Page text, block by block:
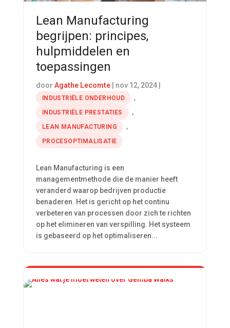
Lean Manufacturing
begrijpen: principes,
hulpmiddelen en
toepassingen
door Agathe Lecomte| nov 12, 2024|
INDUSTRIËLE ONDERHOUD ,
INDUSTRIËLE PRESTATIES ,
LEAN MANUFACTURING ,
PROCESOPTIMALISATIE
Lean Manufacturing is een
managementmethode die de manier heeft
veranderd waarop bedrijven productie
benaderen. Het is gericht op het continu
verbeteren van processen door zich te richten
op het elimineren van verspilling. Het systeem
is gebaseerd op het optimaliseren...